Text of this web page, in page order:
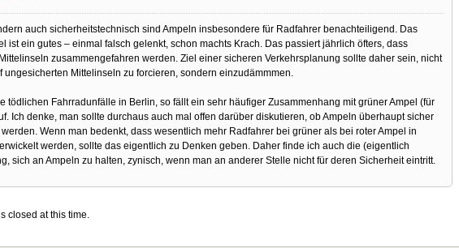
auch sicherheitstechnisch sind Ampeln insbesondere für Radfahrer benachteiligend. Das
ist ein gutes – einmal falsch gelenkt, schon machts Krach. Das passiert jährlich öfters, dass
zusammengefahren werden. Ziel einer sicheren Verkehrsplanung sollte daher sein, nicht
ungesicherten Mittelinseln zu forcieren, sondern einzudämmmen.
tödlichen Fahrradunfälle in Berlin, so fällt ein sehr häufiger Zusammenhang mit grüner Ampel (für
Ich denke, man sollte durchaus auch mal offen darüber diskutieren, ob Ampeln überhaupt sicher
Wenn man bedenkt, dass wesentlich mehr Radfahrer bei grüner als bei roter Ampel in
werden, sollte das eigentlich zu Denken geben. Daher finde ich auch die (eigentlich
sich an Ampeln zu halten, zynisch, wenn man an anderer Stelle nicht für deren Sicherheit eintritt.
closed at this time.